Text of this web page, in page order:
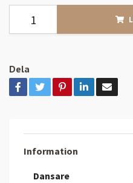
Dela
Information
Dansare